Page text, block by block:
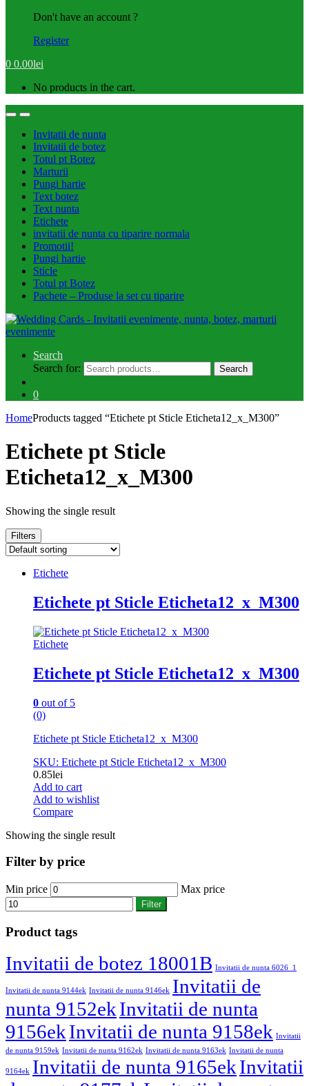
Don't have an account ?
Register
0 0.00lei
No products in the cart.
Invitatii de nunta
Invitatii de botez
Totul pt Botez
Marturii
Pungi hartie
Text botez
Text nunta
Etichete
invitatii de nunta cu tiparire normala
Promotii!
Pungi hartie
Sticle
Totul pt Botez
Pachete – Produse la set cu tiparire
Search
Search for:
Search
0
HomeProducts tagged “Etichete pt Sticle Eticheta12_x_M300”
Etichete pt Sticle
Eticheta12_x_M300
Showing the single result
Filters
Etichete
Etichete pt Sticle Eticheta12_x_M300
Etichete
Etichete pt Sticle Eticheta12_x_M300
0 out of 5
(0)
Etichete pt Sticle Eticheta12_x_M300
SKU: Etichete pt Sticle Eticheta12_x_M300
0.85lei
Add to cart
Add to wishlist
Compare
Showing the single result
Filter by price
Min price Max price
Filter
Product tags
Invitatii de botez 18001B Invitatii de nunta 6026_1
Invitatii de nunta 9144ek Invitatii de nunta 9146ek Invitatii de
nunta 9152ekInvitatii de nunta
9156ekInvitatii de nunta 9158ek Invitatii
de nunta 9159ek Invitatii de nunta 9162ek Invitatii de nunta 9163ek Invitatii de nunta
9164ek Invitatii de nunta 9165ekInvitatii